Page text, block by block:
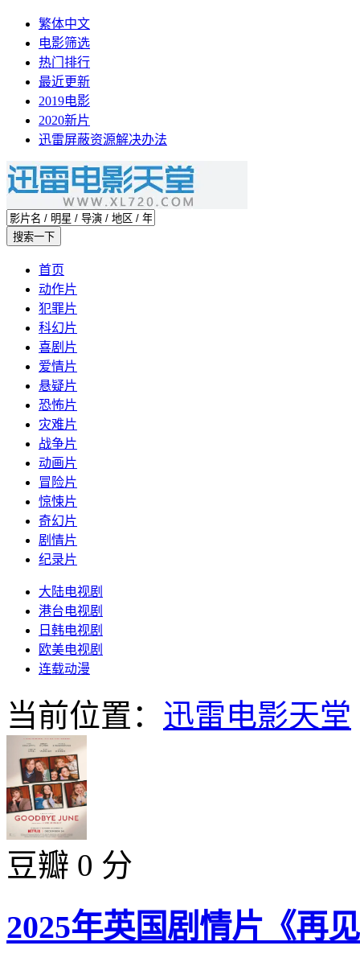
繁体中文
电影筛选
热门排行
最近更新
2019电影
2020新片
迅雷屏蔽资源解决办法
首页
动作片
犯罪片
科幻片
喜剧片
爱情片
悬疑片
恐怖片
灾难片
战争片
动画片
冒险片
惊悚片
奇幻片
剧情片
纪录片
大陆电视剧
港台电视剧
日韩电视剧
欧美电视剧
连载动漫
当前位置： 迅雷电影天堂
豆瓣 0 分
2025年英国剧情片《再